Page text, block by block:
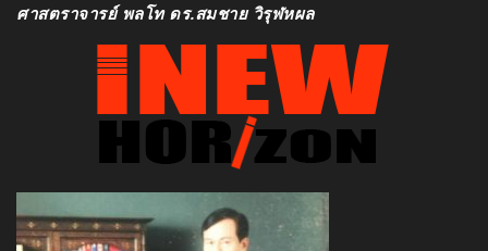
ศาสตราจารย์ พลโท ดร.สมชาย วิรุฬหผล